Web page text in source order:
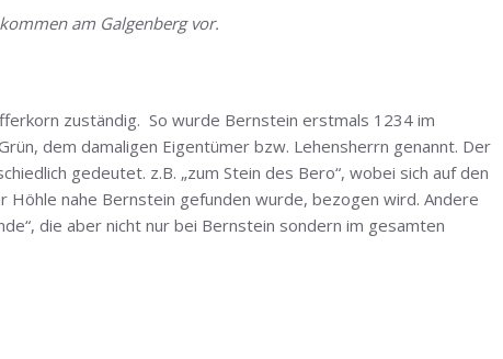
am Galgenberg vor.
zuständig. So wurde Bernstein erstmals 1234 im
dem damaligen Eigentümer bzw. Lehensherrn genannt. Der
gedeutet. z.B. „zum Stein des Bero“, wobei sich auf den
Höhle nahe Bernstein gefunden wurde, bezogen wird. Andere
die aber nicht nur bei Bernstein sondern im gesamten